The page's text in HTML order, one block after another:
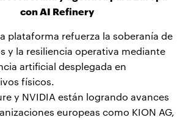
con AI Refinery
plataforma refuerza la soberanía de
y la resiliencia operativa mediante
artificial desplegada en
físicos.
y NVIDIA están logrando avances
europeas como KION AG,